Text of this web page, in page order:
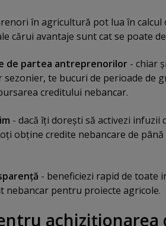
în agricultură pot lua în calcul
cărui avantaje sunt cat se poate
de partea antreprenorilor - chiar
te bucuri de perioade de
creditului nebancar.
- dacă îţi doreşti să activezi infuzii
obţine credite nebancare de până
- beneficiezi rapid de toate
pentru proiecte agricole.
achiziţionarea